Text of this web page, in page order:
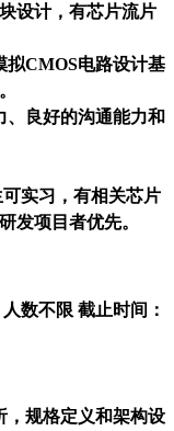
设计，有芯片流片
拟CMOS电路设计基
、良好的沟通能力和
实习，有相关芯片
发项目者优先。
人数不限 截止时间：
，规格定义和架构设